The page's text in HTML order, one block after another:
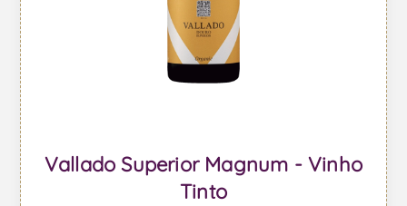
Vallado Superior Magnum - Vinho
Tinto